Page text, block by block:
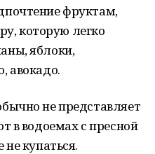
фруктам,
которую легко
яблоки,
авокадо.
не представляет
в водоемах с пресной
купаться.